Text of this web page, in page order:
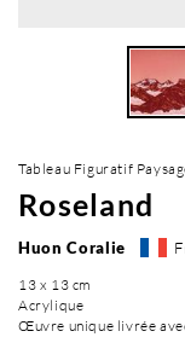
Tableau Figuratif
Roseland
Huon Coralie
13 x 13 cm
Acrylique
Œuvre unique livrée